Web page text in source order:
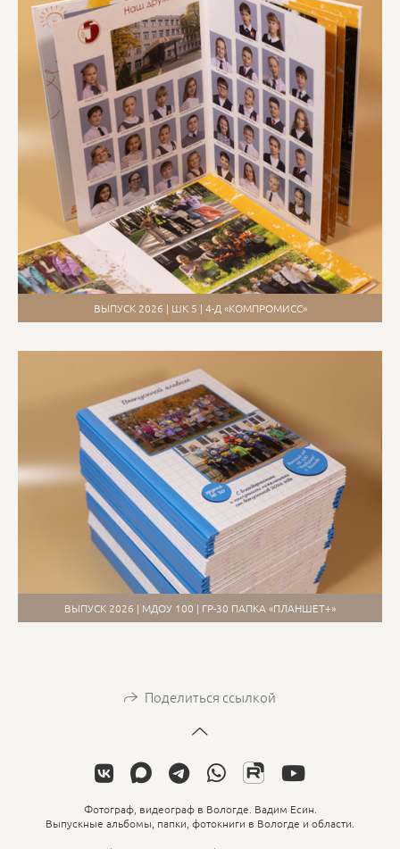
ВЫПУСК 2026 | ШК 5 | 4-Д «КОМПРОМИСС»
ВЫПУСК 2026 | МДОУ 100 | ГР-30 ПАПКА «ПЛАНШЕТ+»
Поделиться ссылкой
Фотограф, видеограф в Вологде. Вадим Есин.
Выпускные альбомы, папки, фотокниги в Вологде и области.